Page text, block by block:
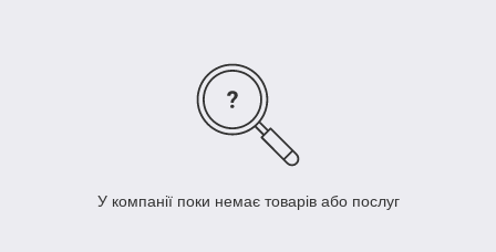
У компанії поки немає товарів або послуг